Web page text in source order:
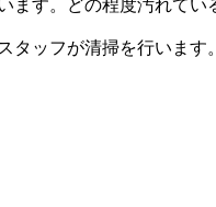
ます。どの程度汚れて
ッフが清掃を行います。